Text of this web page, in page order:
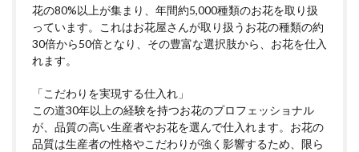
花の80%以上が集まり、年間約5,000種類のお花を取り扱
っています。これはお花屋さんが取り扱うお花の種類の約
30倍から50倍となり、その豊富な選択肢から、お花を仕入
れます。
「こだわりを実現する仕入れ」
この道30年以上の経験を持つお花のプロフェッショナル
が、品質の高い生産者やお花を選んで仕入れます。お花の
品質は生産者の性格やこだわりが強く影響するため、限ら